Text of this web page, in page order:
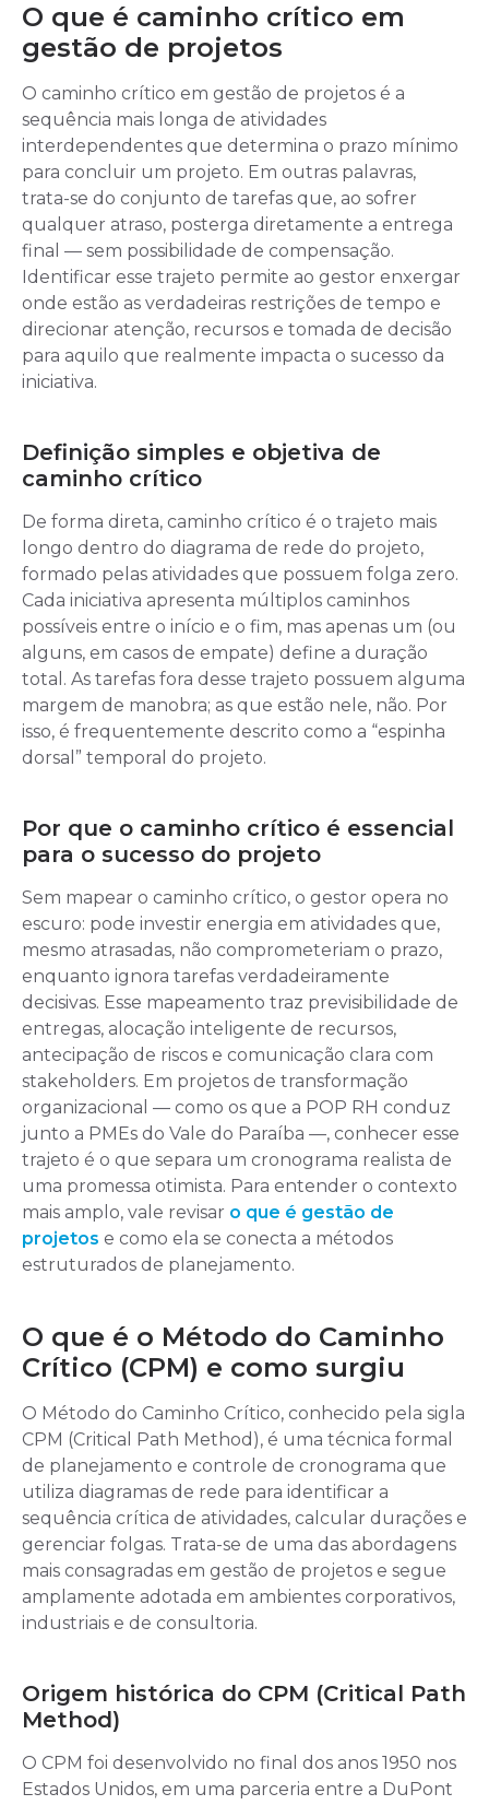
O que é caminho crítico em
gestão de projetos
O caminho crítico em gestão de projetos é a
sequência mais longa de atividades
interdependentes que determina o prazo mínimo
para concluir um projeto. Em outras palavras,
trata-se do conjunto de tarefas que, ao sofrer
qualquer atraso, posterga diretamente a entrega
final — sem possibilidade de compensação.
Identificar esse trajeto permite ao gestor enxergar
onde estão as verdadeiras restrições de tempo e
direcionar atenção, recursos e tomada de decisão
para aquilo que realmente impacta o sucesso da
iniciativa.
Definição simples e objetiva de
caminho crítico
De forma direta, caminho crítico é o trajeto mais
longo dentro do diagrama de rede do projeto,
formado pelas atividades que possuem folga zero.
Cada iniciativa apresenta múltiplos caminhos
possíveis entre o início e o fim, mas apenas um (ou
alguns, em casos de empate) define a duração
total. As tarefas fora desse trajeto possuem alguma
margem de manobra; as que estão nele, não. Por
isso, é frequentemente descrito como a “espinha
dorsal” temporal do projeto.
Por que o caminho crítico é essencial
para o sucesso do projeto
Sem mapear o caminho crítico, o gestor opera no
escuro: pode investir energia em atividades que,
mesmo atrasadas, não comprometeriam o prazo,
enquanto ignora tarefas verdadeiramente
decisivas. Esse mapeamento traz previsibilidade de
entregas, alocação inteligente de recursos,
antecipação de riscos e comunicação clara com
stakeholders. Em projetos de transformação
organizacional — como os que a POP RH conduz
junto a PMEs do Vale do Paraíba —, conhecer esse
trajeto é o que separa um cronograma realista de
uma promessa otimista. Para entender o contexto
mais amplo, vale revisar o que é gestão de
projetos e como ela se conecta a métodos
estruturados de planejamento.
O que é o Método do Caminho
Crítico (CPM) e como surgiu
O Método do Caminho Crítico, conhecido pela sigla
CPM (Critical Path Method), é uma técnica formal
de planejamento e controle de cronograma que
utiliza diagramas de rede para identificar a
sequência crítica de atividades, calcular durações e
gerenciar folgas. Trata-se de uma das abordagens
mais consagradas em gestão de projetos e segue
amplamente adotada em ambientes corporativos,
industriais e de consultoria.
Origem histórica do CPM (Critical Path
Method)
O CPM foi desenvolvido no final dos anos 1950 nos
Estados Unidos, em uma parceria entre a DuPont